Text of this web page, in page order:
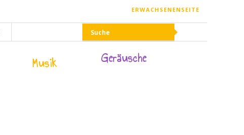
ERWACHSENENSEITE
Musik Geräusche